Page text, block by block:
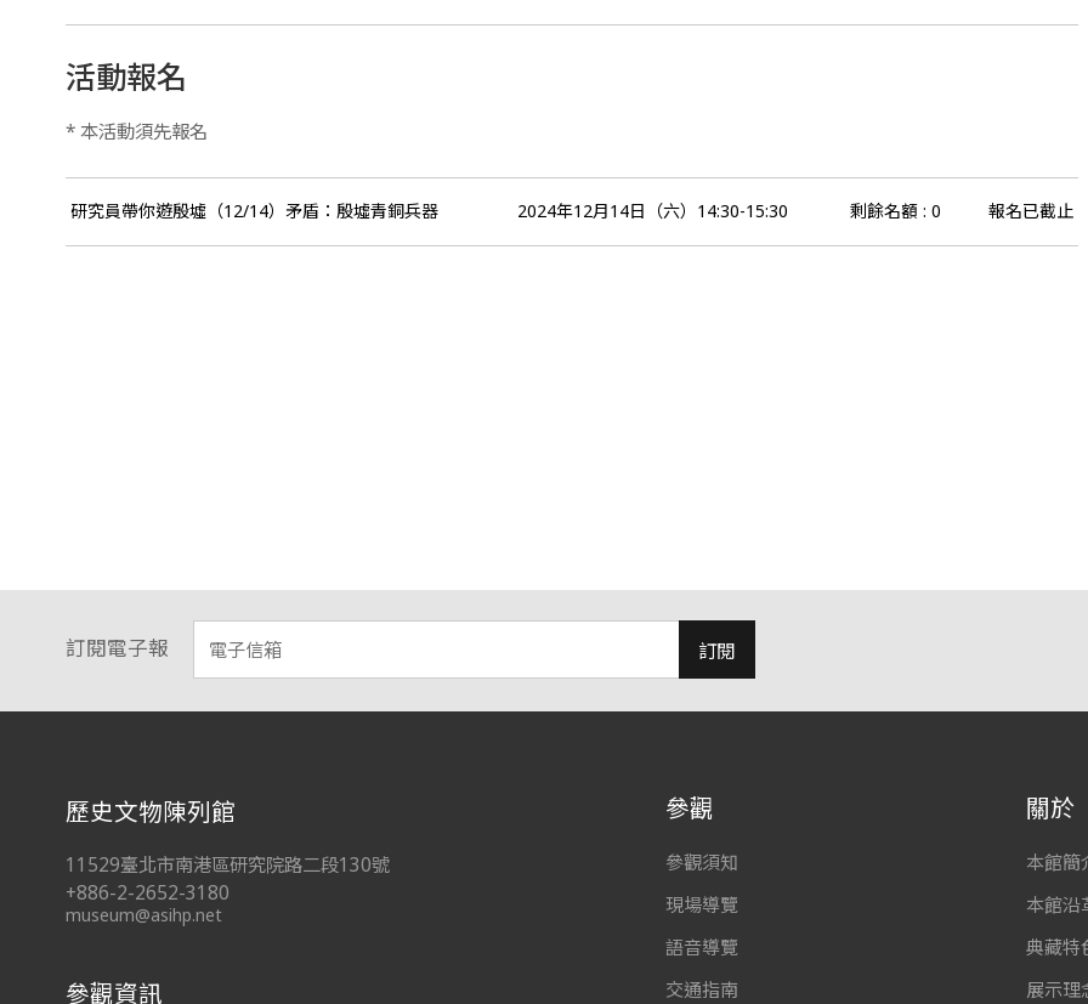
活動報名
* 本活動須先報名
研究員帶你遊殷墟（12/14）矛盾：殷墟青銅兵器 2024年12月14日（六）14:30-15:30 剩餘名額 : 0 報名已截止
訂閱電子報 訂閱
歷史文物陳列館
11529臺北市南港區研究院路二段130號
+886-2-2652-3180
museum@asihp.net
參觀資訊
參觀
參觀須知
現場導覽
語音導覽
交通指南
關於
本館簡
本館沿
典藏特
展示理